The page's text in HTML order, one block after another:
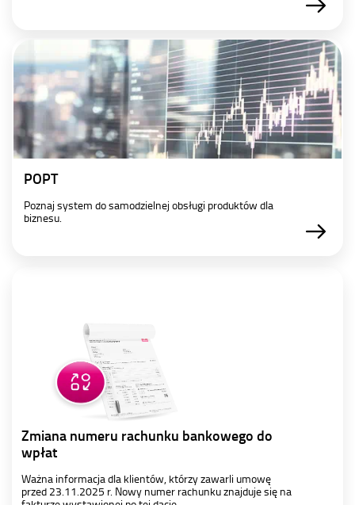
Zmiana numeru rachunku bankowego do
wpłat
Ważna informacja dla klientów, którzy zawarli umowę
przed 23.11.2025 r. Nowy numer rachunku znajduje się na
POPT
Poznaj system do samodzielnej obsługi produktów dla
biznesu.